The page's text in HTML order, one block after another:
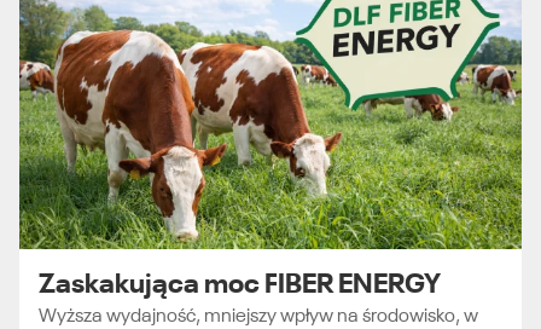
Zaskakująca moc FIBER ENERGY
Wyższa wydajność, mniejszy wpływ na środowisko, w